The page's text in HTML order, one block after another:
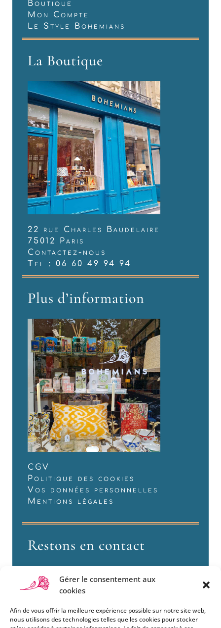
Gérer le consentement aux
cookies
Afin de vous offrir la meilleure expérience possible sur notre site web,
nous utilisons des technologies telles que les cookies pour stocker
Boutique
Mon Compte
Le Style Bohemians
La Boutique
22 rue Charles Baudelaire
75012 Paris
Contactez-nous
Tel : 06 60 49 94 94
Plus d’information
CGV
Politique des cookies
Vos données personnelles
Mentions légales
Restons en contact